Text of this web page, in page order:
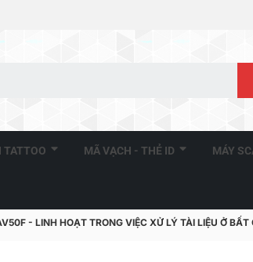
TATTOO MÃ VẠCH - THẺ ID MÁY
- LINH HOẠT TRONG VIỆC XỬ LÝ TÀI LIỆU Ở BẤT